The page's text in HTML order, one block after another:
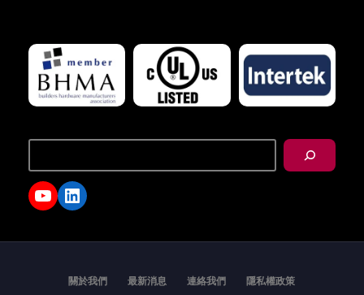
YouTube
LinkedIn
關於我們 最新消息 連絡我們 隱私權政策